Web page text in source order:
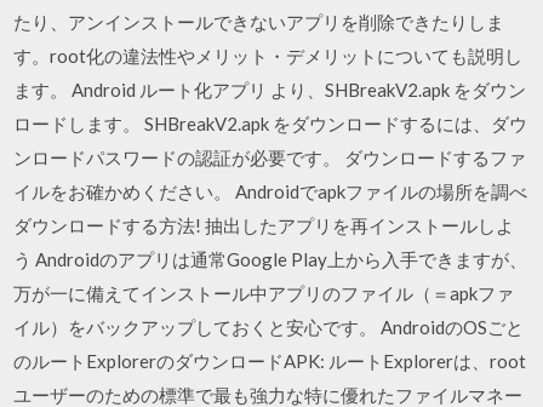
たり、アンインストールできないアプリを削除できたりしま
す。root化の違法性やメリット・デメリットについても説明し
ます。 Android ルート化アプリ より、SHBreakV2.apk をダウン
ロードします。 SHBreakV2.apk をダウンロードするには、ダウ
ンロードパスワードの認証が必要です。 ダウンロードするファ
イルをお確かめください。 Androidでapkファイルの場所を調べ
ダウンロードする方法! 抽出したアプリを再インストールしよ
う Androidのアプリは通常Google Play上から入手できますが、
万が一に備えてインストール中アプリのファイル（＝apkファ
イル）をバックアップしておくと安心です。 AndroidのOSごと
のルートExplorerのダウンロードAPK: ルートExplorerは、root
ユーザーのための標準で最も強力な特に優れたファイルマネー